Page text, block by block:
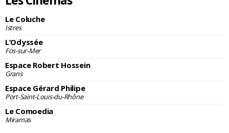
Le Coluche
Istres
L’Odyssée
Fos-sur-Mer
Espace Robert Hossein
Grans
Espace Gérard Philipe
Port-Saint-Louis-du-Rhône
Le Comoedia
Miramas